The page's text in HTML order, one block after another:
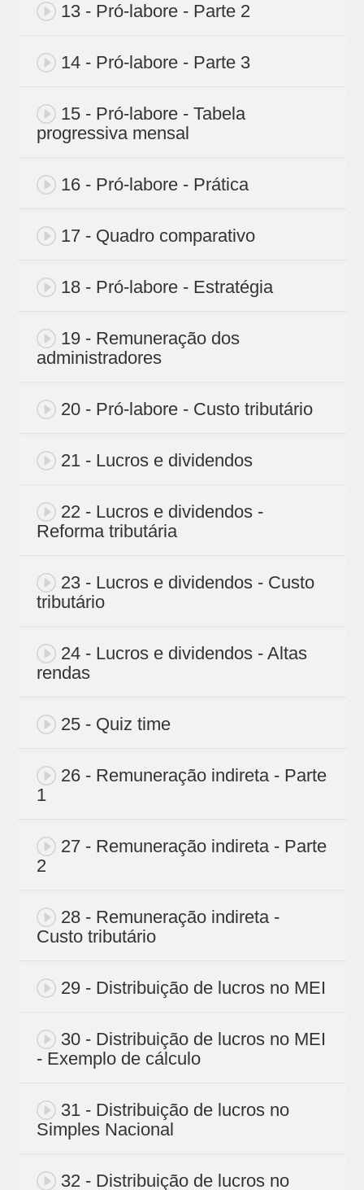
13 - Pró-labore - Parte 2
14 - Pró-labore - Parte 3
15 - Pró-labore - Tabela
progressiva mensal
16 - Pró-labore - Prática
17 - Quadro comparativo
18 - Pró-labore - Estratégia
19 - Remuneração dos
administradores
20 - Pró-labore - Custo tributário
21 - Lucros e dividendos
22 - Lucros e dividendos -
Reforma tributária
23 - Lucros e dividendos - Custo
tributário
24 - Lucros e dividendos - Altas
rendas
25 - Quiz time
26 - Remuneração indireta - Parte
1
27 - Remuneração indireta - Parte
2
28 - Remuneração indireta -
Custo tributário
29 - Distribuição de lucros no MEI
30 - Distribuição de lucros no MEI
- Exemplo de cálculo
31 - Distribuição de lucros no
Simples Nacional
32 - Distribuição de lucros no